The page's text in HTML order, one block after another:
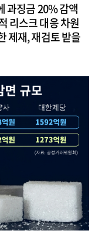
과징금 20% 감액
리스크 대응 차원
제재, 재검토 받을